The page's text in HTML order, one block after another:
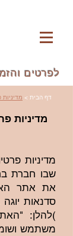
לפרטים
דף הבית > מדיניות
מדיניות
מדיניות
שבו חברת
את אתר
)להלן:
משתמש